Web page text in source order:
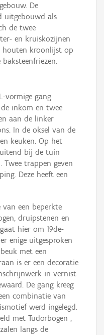
De
uitgebouwd als
de twee
en kruiskozijnen
houten kroonlijst op
vormige gang
inkom en twee
aan de linker
In de oksel van de
keuken. Op het
bij de tuin
trappen geven
Deze heeft een
een beperkte
druipstenen en
hier om 19de-
enige uitgesproken
met een
is er een decoratie
in vernist
De gang kreeg
combinatie van
werd ingelegd.
met Tudorbogen ,
langs de